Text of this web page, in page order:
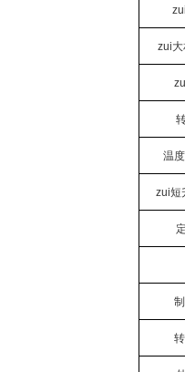
zui大
温
zui短